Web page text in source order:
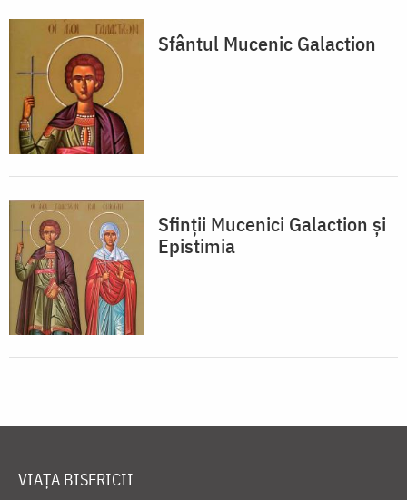
Sfântul Mucenic Galaction
Sfinții Mucenici Galaction și
Epistimia
VIAȚA BISERICII